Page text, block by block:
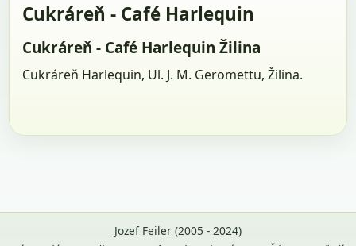
Cukráreň - Café Harlequin
Cukráreň - Café Harlequin Žilina
Cukráreň Harlequin, Ul. J. M. Geromettu, Žilina.
Jozef Feiler (2005 - 2024)